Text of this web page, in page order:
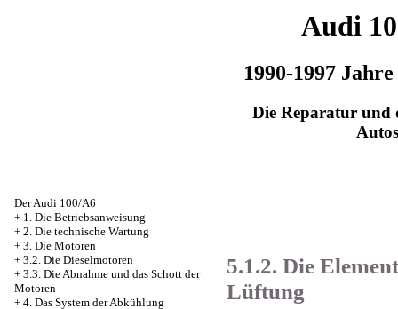
Audi
1990-1997
Die Reparatur und
Autos
Der Audi 100/A6
+ 1. Die Betriebsanweisung
+ 2. Die technische Wartung
+ 3. Die Motoren
+ 3.2. Die Dieselmotoren
+ 3.3. Die Abnahme und das Schott der
Motoren
+ 4. Das System der Abkühlung
5.1.2. Die
Lüftung